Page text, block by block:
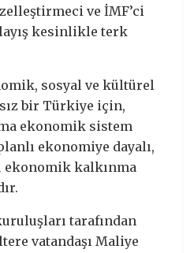
ve İMF’ci
kesinlikle terk
sosyal ve kültürel
bir Türkiye için,
ekonomik sistem
ekonomiye dayalı,
ekonomik kalkınma
tarafından
vatandaşı Maliye